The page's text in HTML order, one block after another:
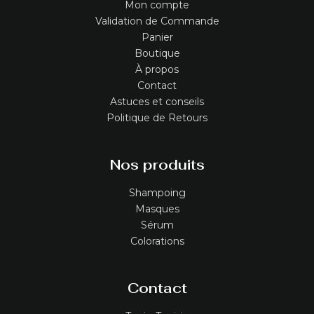
Mon compte
Validation de Commande
Panier
Boutique
À propos
Contact
Astuces et conseils
Politique de Retours
Nos produits
Shampoing
Masques
Sérum
Colorations
Contact